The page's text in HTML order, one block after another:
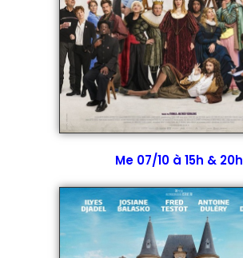
Me 07/10 à 15h & 20h